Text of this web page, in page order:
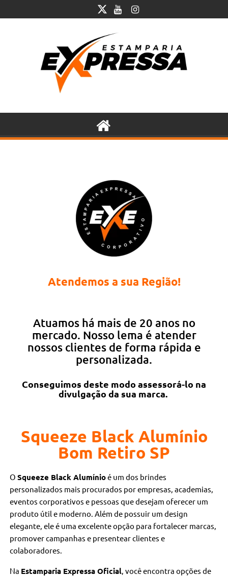
Atendemos a sua Região!
Atuamos há mais de 20 anos no
mercado. Nosso lema é atender
nossos clientes de forma rápida e
personalizada.
Conseguimos deste modo assessorá-lo na
divulgação da sua marca.
Squeeze Black Alumínio
Bom Retiro SP
OSqueeze Black Alumínioé um dos brindes
personalizados mais procurados por empresas, academias,
eventos corporativos e pessoas que desejam oferecer um
produto útil e moderno. Além de possuir um design
elegante, ele é uma excelente opção para fortalecer marcas,
promover campanhas e presentear clientes e
colaboradores.
Na Estamparia Expressa Oficial, você encontra opções de